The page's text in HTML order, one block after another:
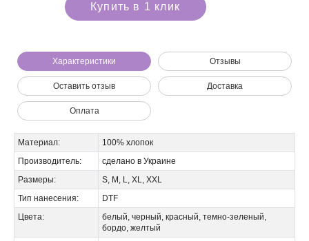
Купить в 1 клик
Характеристики Отзывы
Оставить отзыв Доставка
Оплата
Материал:
100% хлопок
Производитель:
сделано в Украине
Размеры:
S, M, L, XL, XXL
Тип нанесения:
DTF
Цвета:
белый, черный, красный, темно-зеленый,
бордо, желтый
Мы позвоним вам на номер: